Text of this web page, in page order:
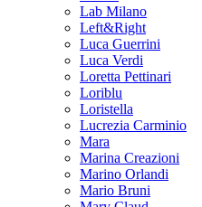
Lab Milano
Left&Right
Luca Guerrini
Luca Verdi
Loretta Pettinari
Loriblu
Loristella
Lucrezia Carminio
Mara
Marina Creazioni
Marino Orlandi
Mario Bruni